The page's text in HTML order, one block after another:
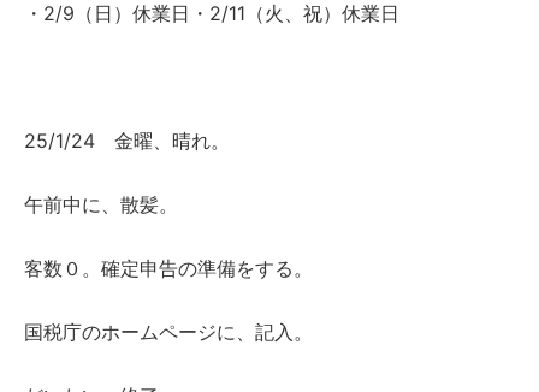
・2/9（日）休業日・2/11（火、祝）休業日
25/1/24 金曜、晴れ。
午前中に、散髪。
客数０。確定申告の準備をする。
国税庁のホームページに、記入。